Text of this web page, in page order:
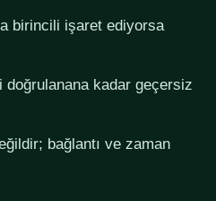
birincili işaret ediyorsa
kadar geçersiz
bağlantı ve zaman